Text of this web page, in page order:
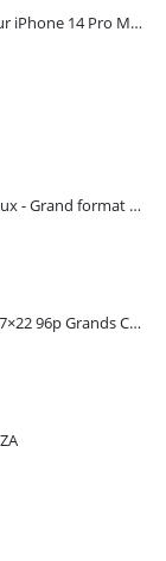
Coque Magnétique Ostand pour iPhone 14 Pro Max - Violet Foncé - TORRAS
Cahier 192 pages grands carreaux - Grand format - Brochure dos toilé - 24x32 cm - Papier blanc 90 g - Couverture carte pelliculée couleur aléatoire - Clairefontaine
Cahier Polypro multicouleurs 17×22 96p Grands Carreaux Séyès 90g - CALLIGRAPHE